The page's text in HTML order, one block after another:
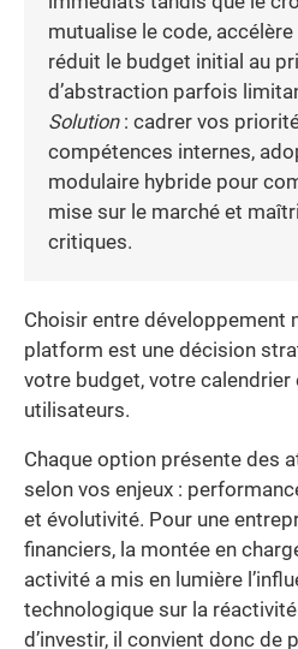
mutualise le code,
réduit le budget initial au
d’abstraction parfois
Solution: cadrer vos
compétences internes,
modulaire hybride pour
mise sur le marché et
critiques.
Choisir entre développement
platform est une décision
votre budget, votre calendrier
utilisateurs.
Chaque option présente des
selon vos enjeux :
et évolutivité. Pour une
financiers, la montée en
activité a mis en lumière
technologique sur la
d’investir, il convient donc de